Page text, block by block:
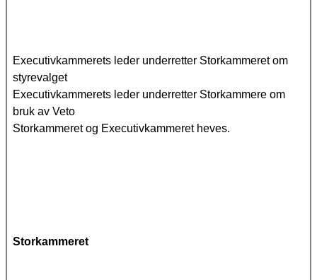
Executivkammerets leder underretter Storkammeret om
styrevalget
Executivkammerets leder underretter Storkammere om
bruk av Veto
Storkammeret og Executivkammeret heves.
Storkammeret